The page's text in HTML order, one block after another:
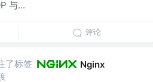
与...
评论
了标签 Nginx